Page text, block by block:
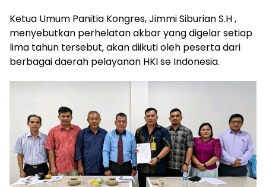
Ketua Umum Panitia Kongres, Jimmi Siburian S.H ,
menyebutkan perhelatan akbar yang digelar setiap
lima tahun tersebut, akan diikuti oleh peserta dari
berbagai daerah pelayanan HKI se Indonesia.